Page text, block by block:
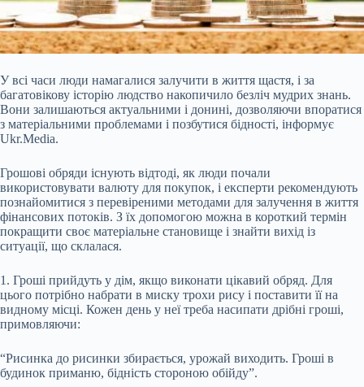
У всі часи люди намагалися залучити в життя щастя, і за
багатовікову історію людство накопичило безліч мудрих знань.
Вони залишаються актуальними і донині, дозволяючи впоратися
з матеріальними проблемами і позбутися бідності, інформує
Ukr.Media.
Грошові обряди існують відтоді, як люди почали
використовувати валюту для покупок, і експерти рекомендують
познайомитися з перевіреними методами для залучення в життя
фінансових потоків. З їх допомогою можна в короткий термін
покращити своє матеріальне становище і знайти вихід із
ситуації, що склалася.
1. Гроші прийдуть у дім, якщо виконати цікавий обряд. Для
цього потрібно набрати в миску трохи рису і поставити її на
видному місці. Кожен день у неї треба насипати дрібні гроші,
примовляючи:
“Рисинка до рисинки збирається, урожай виходить. Гроші в
будинок приманю, бідність стороною обійду”.